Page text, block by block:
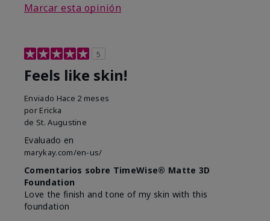
Marcar esta opinión
5
Feels like skin!
Enviado Hace 2 meses
por Ericka
de St. Augustine
Evaluado en
marykay.com/en-us/
Comentarios sobre TimeWise® Matte 3D
Foundation
Love the finish and tone of my skin with this
foundation